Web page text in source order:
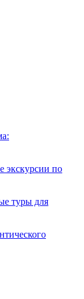
экскурсии по
туры для